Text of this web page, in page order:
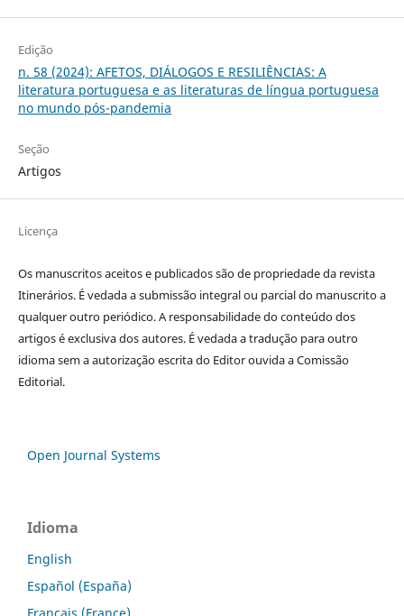
Edição
n. 58 (2024): AFETOS, DIÁLOGOS E RESILIÊNCIAS: A
literatura portuguesa e as literaturas de língua portuguesa
no mundo pós-pandemia
Seção
Artigos
Licença
Os manuscritos aceitos e publicados são de propriedade da revista
Itinerários. É vedada a submissão integral ou parcial do manuscrito a
qualquer outro periódico. A responsabilidade do conteúdo dos
artigos é exclusiva dos autores. É vedada a tradução para outro
idioma sem a autorização escrita do Editor ouvida a Comissão
Editorial.
Open Journal Systems
Idioma
English
Español (España)